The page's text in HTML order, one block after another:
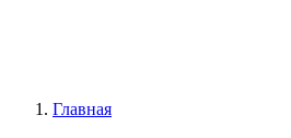
Главная